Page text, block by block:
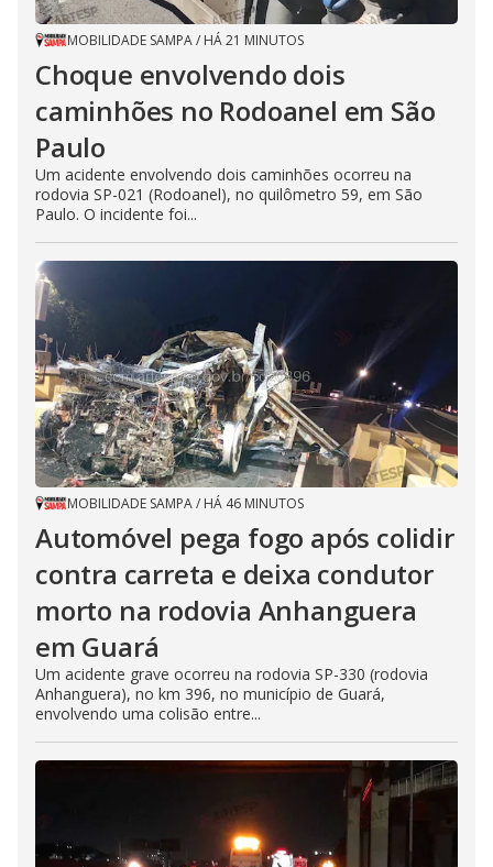
MOBILIDADE SAMPA/ HÁ 21 MINUTOS
Choque envolvendo dois
caminhões no Rodoanel em São
Paulo
Um acidente envolvendo dois caminhões ocorreu na
rodovia SP-021 (Rodoanel), no quilômetro 59, em São
Paulo. O incidente foi...
MOBILIDADE SAMPA/ HÁ 46 MINUTOS
Automóvel pega fogo após colidir
contra carreta e deixa condutor
morto na rodovia Anhanguera
em Guará
Um acidente grave ocorreu na rodovia SP-330 (rodovia
Anhanguera), no km 396, no município de Guará,
envolvendo uma colisão entre...